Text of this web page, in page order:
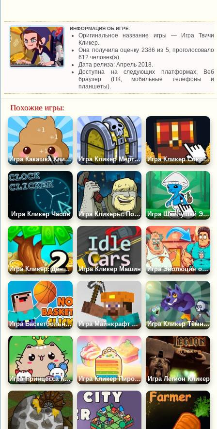
ИНФОРМАЦИЯ ОБ ИГРЕ:
Оригинальное название игры — Игра Твичи
Кликер.
Она получила оценку 2386 из 5, проголосовало
612 человек(а).
Дата релиза: Апрель 2018.
Доступна на следующих платформах: Веб
браузер (ПК, мобильные телефоны и
планшеты).
Похожие игры:
Игра Какашка Кликер 2 Игра Кликер Мертвецов Игра Кликер Сокровищ
Игра Кликер Часов Игра Кликеры: Последняя Крепость Игра Шайлушай Эволюция: Кликер
Игра Кликер: Денежное Дерево 2 Игра Кликер Машин Игра Эволюция от Скуфа до ГигаЧада: Кликер
Игра Баскетбольный Кликер Нубика Игра Майнкрафт Кликер Игра Кликер Тёмного Леса
Игра Принцесса Киса Ням Ням Игра Кликер Пирожных Игра Легион Кликер